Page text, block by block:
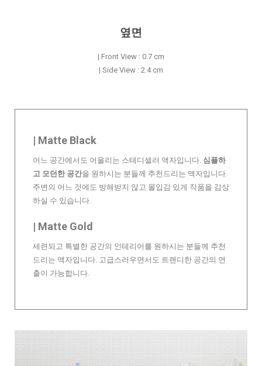
옆면
| Front View : 0.7 cm
| Side View : 2.4 cm
| Matte Black
어느 공간에서도 어울리는 스테디셀러 액자입니다. 심플하
고 모던한 공간을 원하시는 분들께 추천드리는 액자입니다.
주변의 어느 것에도 방해받지 않고 몰입감 있게 작품을 감상
하실 수 있습니다.
| Matte Gold
세련되고 특별한 공간의 인테리어를 원하시는 분들께 추천
드리는 액자입니다. 고급스러우면서도 트렌디한 공간의 연
출이 가능합니다.